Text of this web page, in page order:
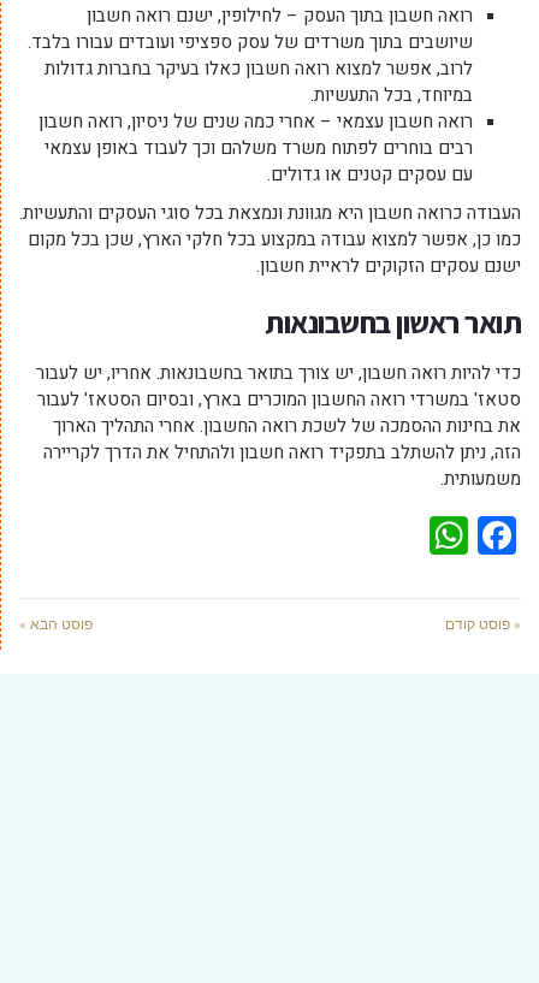
רואה חשבון בתוך העסק – לחילופין, ישנם רואה חשבון
שיושבים בתוך משרדים של עסק ספציפי ועובדים עבורו בלבד.
לרוב, אפשר למצוא רואה חשבון כאלו בעיקר בחברות גדולות
במיוחד, בכל התעשיות.
רואה חשבון עצמאי – אחרי כמה שנים של ניסיון, רואה חשבון
רבים בוחרים לפתוח משרד משלהם וכך לעבוד באופן עצמאי
עם עסקים קטנים או גדולים.
העבודה כרואה חשבון היא מגוונת ונמצאת בכל סוגי העסקים והתעשיות.
כמו כן, אפשר למצוא עבודה במקצוע בכל חלקי הארץ, שכן בכל מקום
ישנם עסקים הזקוקים לראיית חשבון.
תואר ראשון בחשבונאות
כדי להיות רואה חשבון, יש צורך בתואר בחשבונאות. אחריו, יש לעבור
סטאז' במשרדי רואה החשבון המוכרים בארץ, ובסיום הסטאז' לעבור
את בחינות ההסמכה של לשכת רואה החשבון. אחרי התהליך הארוך
הזה, ניתן להשתלב בתפקיד רואה חשבון ולהתחיל את הדרך לקריירה
משמעותית.
Facebook
« פוסט קודם פוסט הבא »